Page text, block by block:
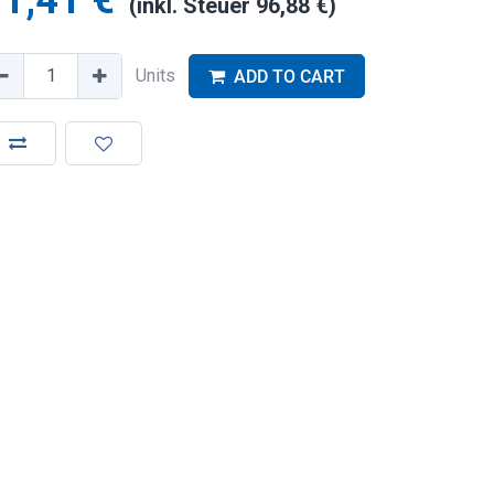
(inkl. Steuer 96,88 €)
Units ADD TO CART